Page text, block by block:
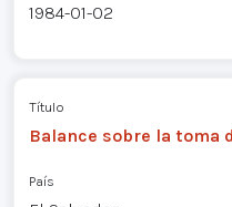
1984-01-02
Título
Balance sobre la toma
País